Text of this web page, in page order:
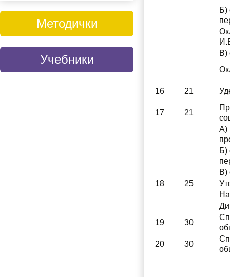
Методички
Учебники
Б)
В)
16 21
17 21
А)
Б)
В)
18
25
19
30
20
30